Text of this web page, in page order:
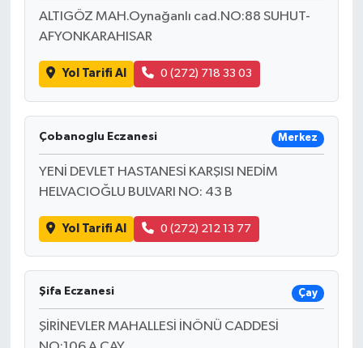
ALTIGÖZ MAH.Oynağanlı cad.NO:88 SUHUT-
AFYONKARAHISAR
Yol Tarifi Al 0 (272) 718 33 03
Çobanoglu Eczanesi Merkez
YENİ DEVLET HASTANESİ KARŞISI NEDİM
HELVACIOĞLU BULVARI NO: 43 B
Yol Tarifi Al 0 (272) 212 13 77
Şifa Eczanesi Çay
ŞİRİNEVLER MAHALLESİ İNÖNÜ CADDESİ